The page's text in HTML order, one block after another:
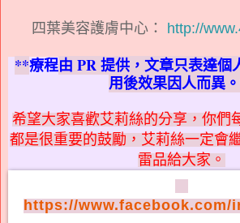
四葉美容護膚中心： http://
**療程由 PR 提供，文章只表達個
用後效果因人而異
希望大家喜歡艾莉絲的分享，你們
都是很重要的鼓勵，艾莉絲一定會
雷品給大家。
https://www.facebook.com/